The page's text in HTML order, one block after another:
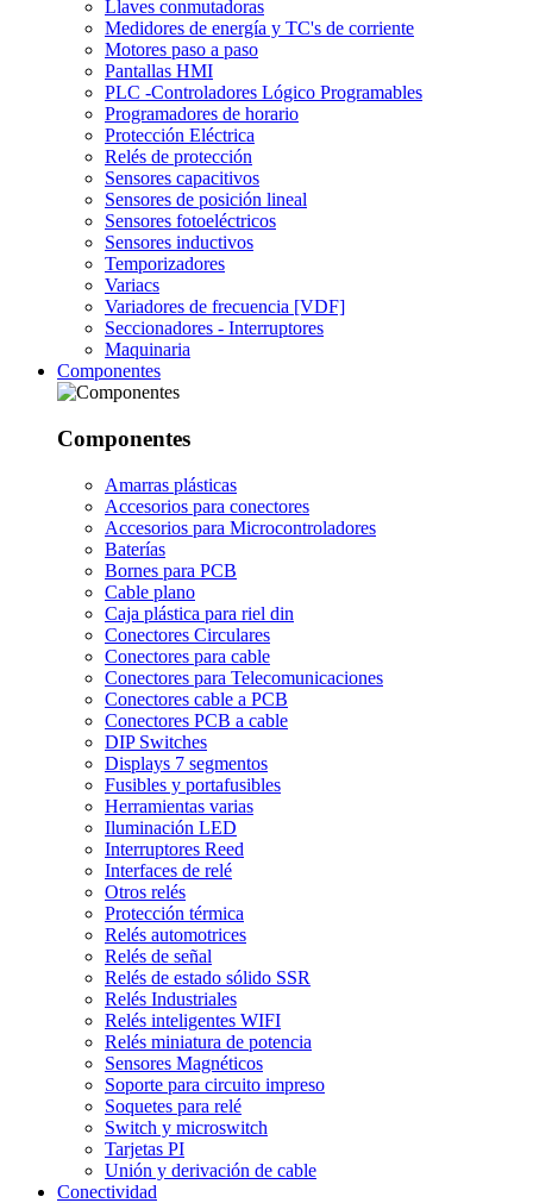
Llaves conmutadoras
Medidores de energía y TC's de corriente
Motores paso a paso
Pantallas HMI
PLC -Controladores Lógico Programables
Programadores de horario
Protección Eléctrica
Relés de protección
Sensores capacitivos
Sensores de posición lineal
Sensores fotoeléctricos
Sensores inductivos
Temporizadores
Variacs
Variadores de frecuencia [VDF]
Seccionadores - Interruptores
Maquinaria
Componentes
Componentes
Amarras plásticas
Accesorios para conectores
Accesorios para Microcontroladores
Baterías
Bornes para PCB
Cable plano
Caja plástica para riel din
Conectores Circulares
Conectores para cable
Conectores para Telecomunicaciones
Conectores cable a PCB
Conectores PCB a cable
DIP Switches
Displays 7 segmentos
Fusibles y portafusibles
Herramientas varias
Iluminación LED
Interruptores Reed
Interfaces de relé
Otros relés
Protección térmica
Relés automotrices
Relés de señal
Relés de estado sólido SSR
Relés Industriales
Relés inteligentes WIFI
Relés miniatura de potencia
Sensores Magnéticos
Soporte para circuito impreso
Soquetes para relé
Switch y microswitch
Tarjetas PI
Unión y derivación de cable
Conectividad